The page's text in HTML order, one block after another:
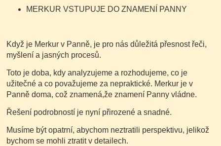
MERKUR VSTUPUJE DO ZNAMENÍ PANNY
Když je Merkur v Panně, je pro nás důležitá přesnost řeči,
myšlení a jasných procesů.
Toto je doba, kdy analyzujeme a rozhodujeme, co je
užitečné a co považujeme za nepraktické. Merkur je v
Panně doma, což znamená,že znamení Panny vládne.
Řešení podrobností je nyní přirozené a snadné.
Musíme být opatrní, abychom neztratili perspektivu, jelikož
bychom se mohli ztratit v detailech.